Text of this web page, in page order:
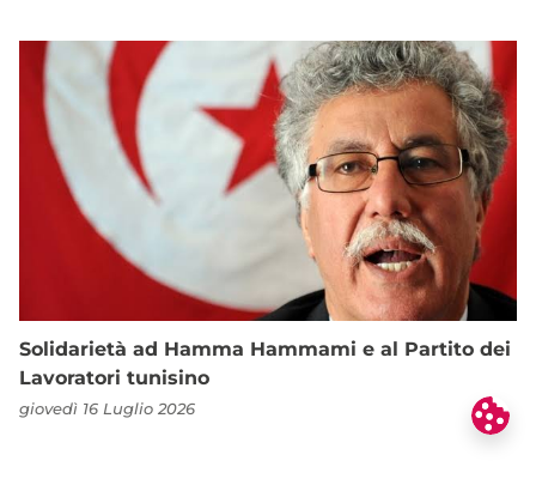
Solidarietà ad Hamma Hammami e al Partito dei
Lavoratori tunisino
giovedì 16 Luglio 2026